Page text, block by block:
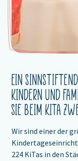
Ein
Kindern und
Sie beim KiTa
Wir sind einer der
224 KiTas in den